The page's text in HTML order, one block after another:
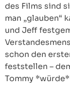
des Films sind
man „glauben“
und Jeff
schon den
feststellen –
Tommy